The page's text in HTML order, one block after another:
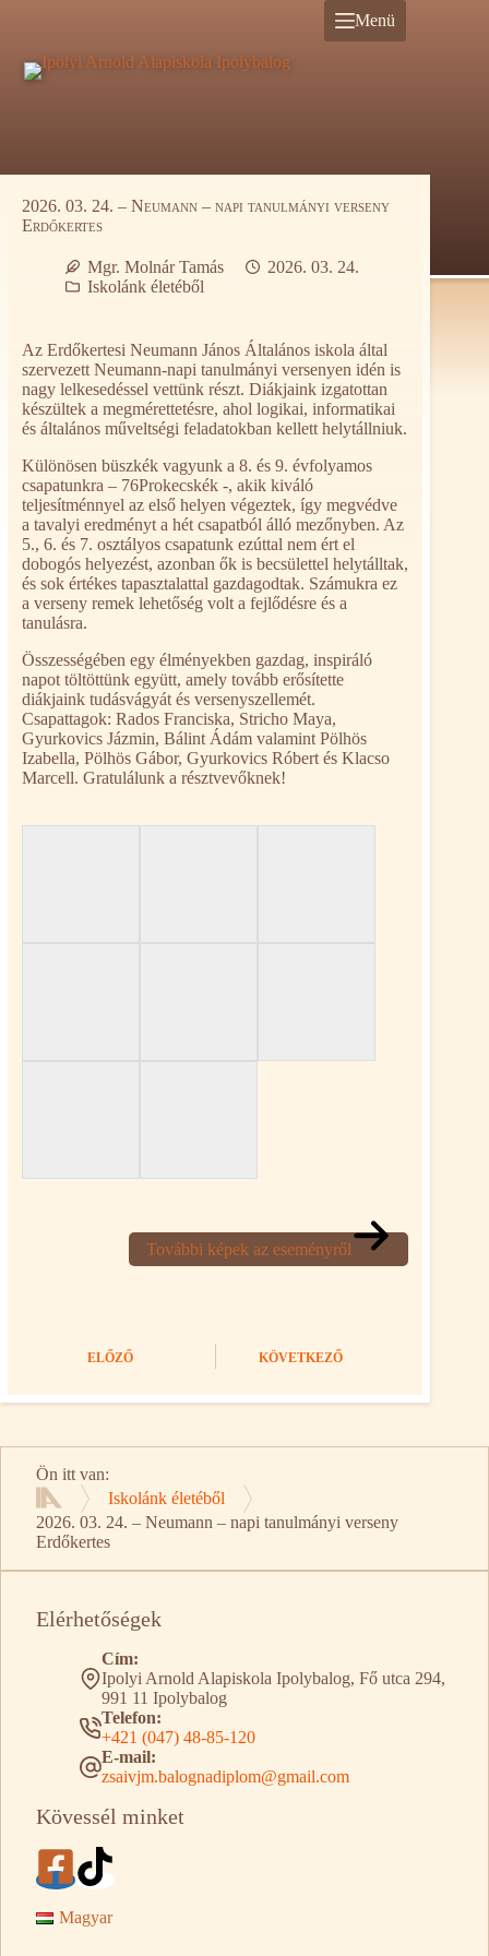
Menü
2026. 03. 24. – Neumann – napi tanulmányi verseny
Erdőkertes
Mgr. Molnár Tamás
2026. 03. 24.
Iskolánk életéből
Az Erdőkertesi Neumann János Általános iskola által
szervezett Neumann-napi tanulmányi versenyen idén is
nagy lelkesedéssel vettünk részt. Diákjaink izgatottan
készültek a megmérettetésre, ahol logikai, informatikai
és általános műveltségi feladatokban kellett helytállniuk.
Különösen büszkék vagyunk a 8. és 9. évfolyamos
csapatunkra – 76Prokecskék -, akik kiváló
teljesítménnyel az első helyen végeztek, így megvédve
a tavalyi eredményt a hét csapatból álló mezőnyben. Az
5., 6. és 7. osztályos csapatunk ezúttal nem ért el
dobogós helyezést, azonban ők is becsülettel helytálltak,
és sok értékes tapasztalattal gazdagodtak. Számukra ez
a verseny remek lehetőség volt a fejlődésre és a
tanulásra.
Összességében egy élményekben gazdag, inspiráló
napot töltöttünk együtt, amely tovább erősítette
diákjaink tudásvágyát és versenyszellemét.
Csapattagok: Rados Franciska, Stricho Maya,
Gyurkovics Jázmin, Bálint Ádám valamint Pölhös
Izabella, Pölhös Gábor, Gyurkovics Róbert és Klacso
Marcell. Gratulálunk a résztvevőknek!
További képek az eseményről
ELŐZŐ KÖVETKEZŐ
Ön itt van:
Kezdőlap
Iskolánk életéből
2026. 03. 24. – Neumann – napi tanulmányi verseny
Erdőkertes
Elérhetőségek
Cím:
Ipolyi Arnold Alapiskola Ipolybalog, Fő utca 294,
991 11 Ipolybalog
Telefon:
+421 (047) 48-85-120
E-mail:
zsaivjm.balognadiplom@gmail.com
Kövessél minket
Magyar